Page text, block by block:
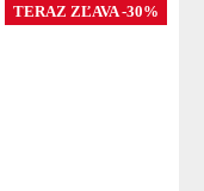
TERAZ ZĽAVA -30%